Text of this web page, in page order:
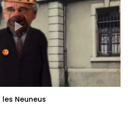
les Neuneus